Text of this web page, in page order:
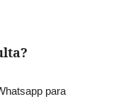
para